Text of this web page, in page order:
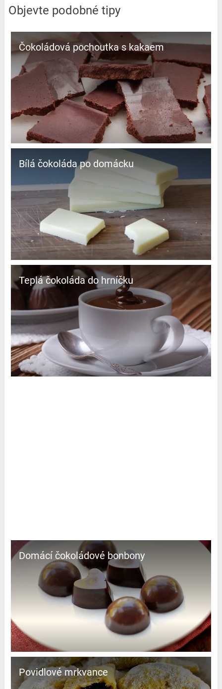
Objevte podobné tipy
Čokoládová pochoutka s kakaem
Bílá čokoláda po domácku
Teplá čokoláda do hrníčku
Domácí čokoládové bonbony
Povidlové mrkvance